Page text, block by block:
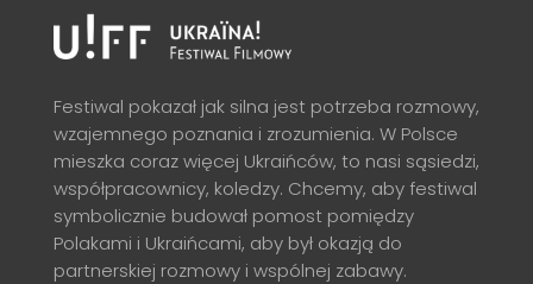
Festiwal pokazał jak silna jest potrzeba rozmowy,
wzajemnego poznania i zrozumienia. W Polsce
mieszka coraz więcej Ukraińców, to nasi sąsiedzi,
współpracownicy, koledzy. Chcemy, aby festiwal
symbolicznie budował pomost pomiędzy
Polakami i Ukraińcami, aby był okazją do
partnerskiej rozmowy i wspólnej zabawy.